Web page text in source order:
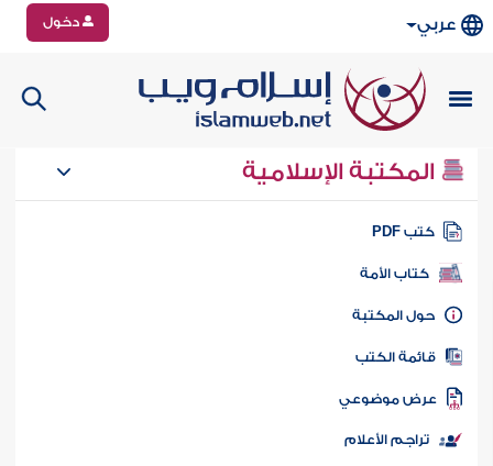
عربي دخول
المكتبة الإسلامية
كتب PDF
كتاب الأمة
المكتبة
الكتب
موضوعي